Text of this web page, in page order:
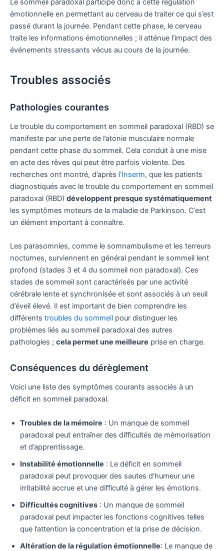
Le sommeil paradoxal participe donc à cette régulation
émotionnelle en permettant au cerveau de traiter ce qui s’est
passé durant la journée. Pendant cette phase, le cerveau
traite les informations émotionnelles ; il atténue l’impact des
événements stressants vécus au cours de la journée.
Troubles associés
Pathologies courantes
Le trouble du comportement en sommeil paradoxal (RBD) se
manifeste par une perte de l’atonie musculaire normale
pendant cette phase du sommeil. Cela conduit à une mise
en acte des rêves qui peut être parfois violente. Des
recherches ont montré, d’après l’Inserm, que les patients
diagnostiqués avec le trouble du comportement en sommeil
paradoxal (RBD) développent presque systématiquement
les symptômes moteurs de la maladie de Parkinson. C’est
un élément important à connaître.
Les parasomnies, comme le somnambulisme et les terreurs
nocturnes, surviennent en général pendant le sommeil lent
profond (stades 3 et 4 du sommeil non paradoxal). Ces
stades de sommeil sont caractérisés par une activité
cérébrale lente et synchronisée et sont associés à un seuil
d’éveil élevé. Il est important de bien comprendre les
différents troubles du sommeil pour distinguer les
problèmes liés au sommeil paradoxal des autres
pathologies ; cela permet une meilleure prise en charge.
Conséquences du dérèglement
Voici une liste des symptômes courants associés à un
déficit en sommeil paradoxal.
Troubles de la mémoire : Un manque de sommeil
paradoxal peut entraîner des difficultés de mémorisation
et d’apprentissage.
Instabilité émotionnelle : Le déficit en sommeil
paradoxal peut provoquer des sautes d’humeur une
irritabilité accrue et une difficulté à gérer les émotions.
Difficultés cognitives : Un manque de sommeil
paradoxal peut impacter les fonctions cognitives telles
que l’attention la concentration et la prise de décision.
Altération de la régulation émotionnelle: Le manque de